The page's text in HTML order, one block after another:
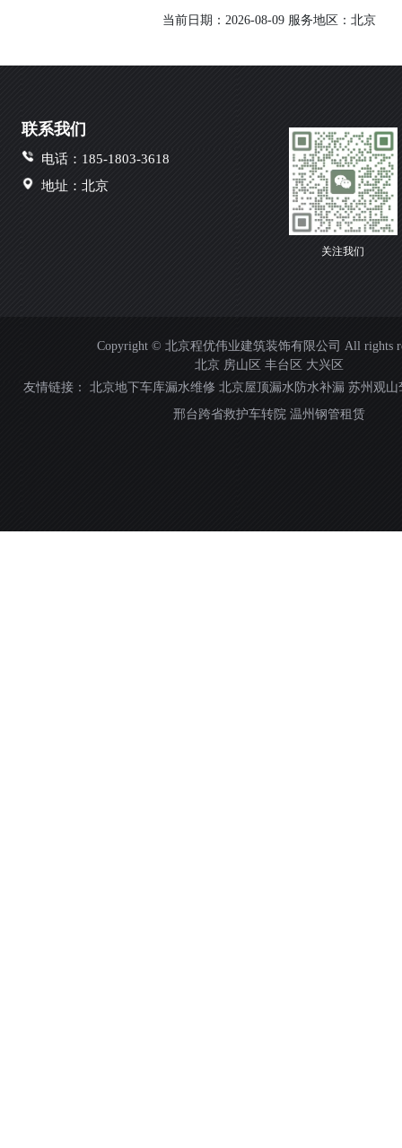
当前日期：2026-08-09 服务地区：北京
联系我们
电话：185-1803-3618
地址：北京
关注我们
Copyright © 北京程优伟业建筑装饰有限公司 All rights
北京 房山区 丰台区 大兴区
友情链接： 北京地下车库漏水维修 北京屋顶漏水防水补漏 苏州观山
邢台跨省救护车转院 温州钢管租赁